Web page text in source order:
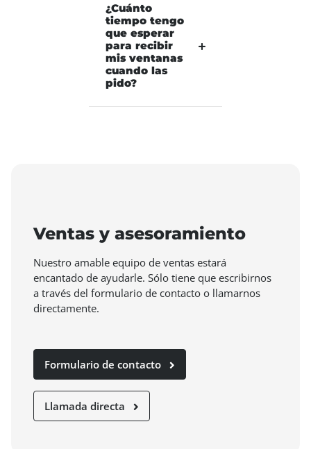
¿Cuánto
tiempo tengo
que esperar
para recibir
mis ventanas
cuando las
pido?
Ventas y asesoramiento
Nuestro amable equipo de ventas estará
encantado de ayudarle. Sólo tiene que escribirnos
a través del formulario de contacto o llamarnos
directamente.
Formulario de contacto
Llamada directa